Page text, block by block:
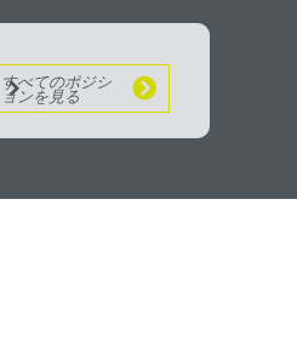
すべてのポジシ
ョンを見る